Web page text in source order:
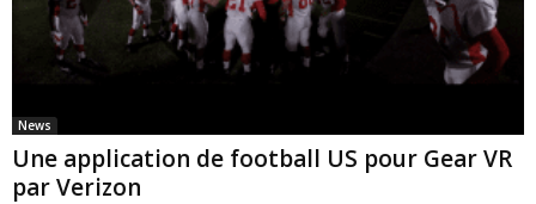
News
Une application de football US pour Gear VR
par Verizon